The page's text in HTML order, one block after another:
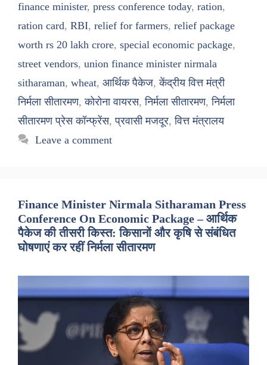
finance minister, press conference today, ration,
ration card, RBI, relief for farmers, relief package
worth rs 20 lakh crore, special economic package,
street vendors, union finance minister nirmala
sitharaman, wheat, आर्थिक पैकेज,केंद्रीय वित्त मंत्री
निर्मला सीतारमण,कोरोना वायरस,निर्मला सीतारमण,निर्मला
सीतारमण प्रेस कॉन्फ्रेंस,प्रवासी मजदूर,वित्त मंत्रालय
Leave a comment
Finance Minister Nirmala Sitharaman Press
Conference On Economic Package – आर्थिक
पैकेज की तीसरी किस्त: किसानों और कृषि से संबंधित
घोषणाएं कर रहीं निर्मला सीतारमण